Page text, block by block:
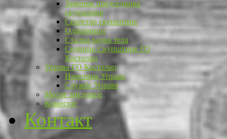
Заменик председника
скупштине
Секретар скупштине
Одборници
Стална радна тела
Седнице Скупштине ГО
Костолац
Управа ГО Костолац
Начелник Управе
Службе Управе
Месне заједнице
Комисије
Контакт